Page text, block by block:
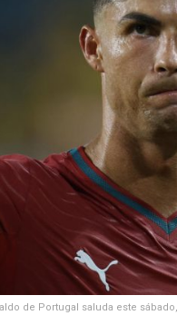
de Portugal saluda este